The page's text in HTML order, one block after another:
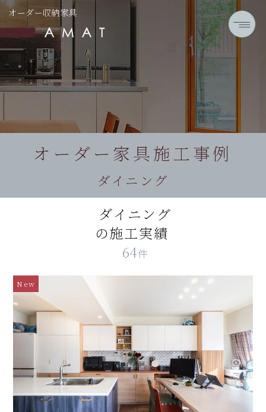
オーダー収納家具
オーダー家具施工事例
ダイニング
ダイニング
の施工実績
64件
New